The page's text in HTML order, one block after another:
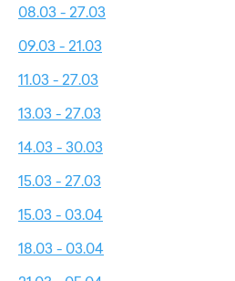
08.03 - 27.03
09.03 - 21.03
11.03 - 27.03
13.03 - 27.03
14.03 - 30.03
15.03 - 27.03
15.03 - 03.04
18.03 - 03.04